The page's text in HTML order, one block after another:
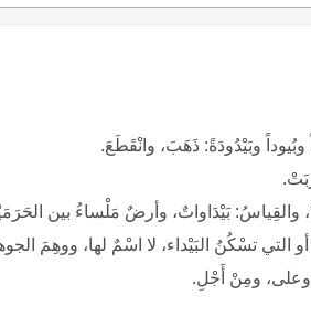
وبُيوداً وبَيْدُودَةً: ذَهَبَ، وانْقَطَعَ.
والقِياسُ: بَيْدَاواتٌ، وأرضٌ مَلْساءُ بين
أو التي تسْكُنُ البَيْداء، لا اسْمٌ لها، ووهِمَ
وعلى، ومِنْ أَجْلِ.